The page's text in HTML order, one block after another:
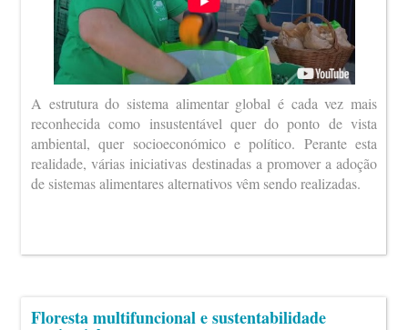
A estrutura do sistema alimentar global é cada vez mais
reconhecida como insustentável quer do ponto de vista
ambiental, quer socioeconómico e político. Perante esta
realidade, várias iniciativas destinadas a promover a adoção
de sistemas alimentares alternativos vêm sendo realizadas.
Floresta multifuncional e sustentabilidade